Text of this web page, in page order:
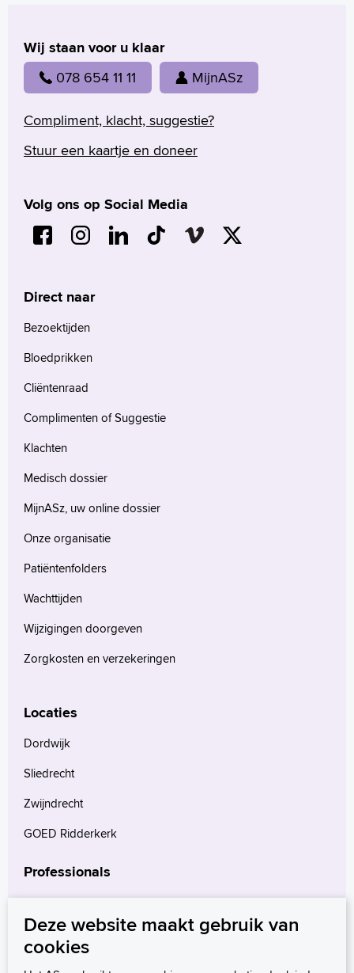
Wij staan voor u klaar
078 654 11 11 MijnASz
Compliment, klacht, suggestie?
Stuur een kaartje en doneer
Volg ons op Social Media
Direct naar
Bezoektijden
Bloedprikken
Cliëntenraad
Complimenten of Suggestie
Klachten
Medisch dossier
MijnASz, uw online dossier
Onze organisatie
Patiëntenfolders
Wachttijden
Wijzigingen doorgeven
Zorgkosten en verzekeringen
Locaties
Dordwijk
Sliedrecht
Zwijndrecht
GOED Ridderkerk
Professionals
Verwijzers
Wetenschappelijk onderzoek
Deze website maakt gebruik van
cookies